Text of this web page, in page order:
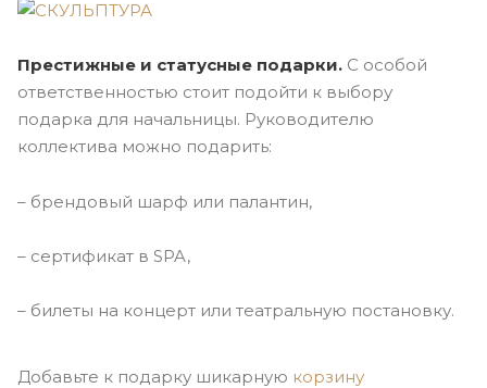
Престижные и статусные подарки. С особой
ответственностью стоит подойти к выбору
подарка для начальницы. Руководителю
коллектива можно подарить:
– брендовый шарф или палантин,
– сертификат в SPA,
– билеты на концерт или театральную постановку.
Добавьте к подарку шикарную корзину